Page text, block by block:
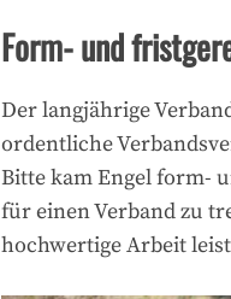
Form- und
Der langjährige
ordentliche
Bitte kam Engel form-
für einen Verband zu
hochwertige Arbeit